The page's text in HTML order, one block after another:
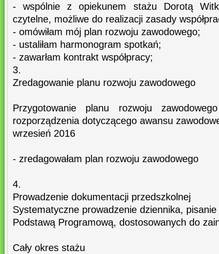
- wspólnie z opiekunem stażu Dorotą
czytelne, możliwe do realizacji zasady
- omówiłam mój plan rozwoju zawodowego;
- ustaliłam harmonogram spotkań;
- zawarłam kontrakt współpracy;
3.
Zredagowanie planu rozwoju zawodowego
Przygotowanie planu rozwoju
rozporządzenia dotyczącego awansu
wrzesień 2016
- zredagowałam plan rozwoju zawodowego
4.
Prowadzenie dokumentacji przedszkolnej
Systematyczne prowadzenie dziennika,
Podstawą Programową, dostosowanych do
Cały okres stażu